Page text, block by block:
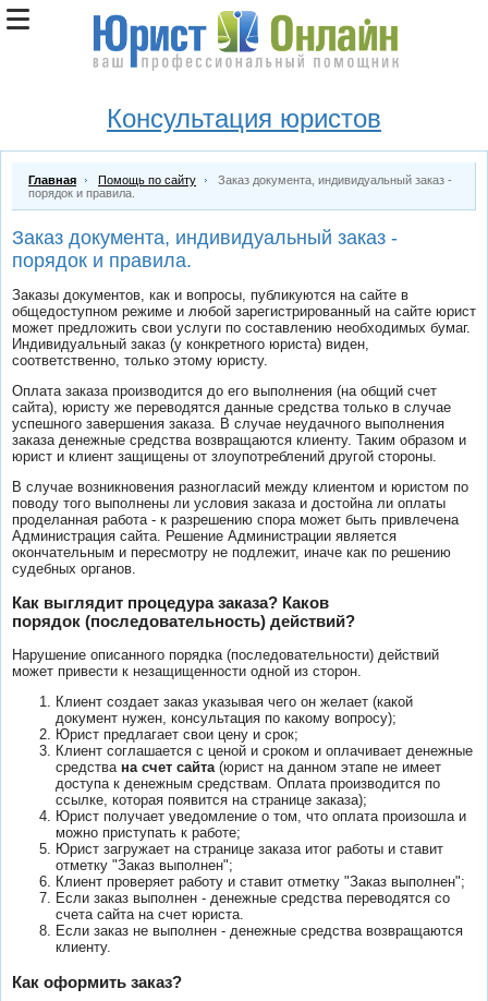
Консультация юристов
Главная Помощь по сайту
Заказ документа, индивидуальный заказ -
порядок и правила.
Заказ документа, индивидуальный заказ -
порядок и правила.
Заказы документов, как и вопросы, публикуются на сайте в
общедоступном режиме и любой зарегистрированный на сайте юрист
может предложить свои услуги по составлению необходимых бумаг.
Индивидуальный заказ (у конкретного юриста) виден,
соответственно, только этому юристу.
Оплата заказа производится до его выполнения (на общий счет
сайта), юристу же переводятся данные средства только в случае
успешного завершения заказа. В случае неудачного выполнения
заказа денежные средства возвращаются клиенту. Таким образом и
юрист и клиент защищены от злоупотреблений другой стороны.
В случае возникновения разногласий между клиентом и юристом по
поводу того выполнены ли условия заказа и достойна ли оплаты
проделанная работа - к разрешению спора может быть привлечена
Администрация сайта. Решение Администрации является
окончательным и пересмотру не подлежит, иначе как по решению
судебных органов.
Как выглядит процедура заказа? Каков
порядок (последовательность) действий?
Нарушение описанного порядка (последовательности) действий
может привести к незащищенности одной из сторон.
Клиент создает заказ указывая чего он желает (какой
документ нужен, консультация по какому вопросу);
Юрист предлагает свои цену и срок;
Клиент соглашается с ценой и сроком и оплачивает денежные
средства на счет сайта(юрист на данном этапе не имеет
доступа к денежным средствам. Оплата производится по
ссылке, которая появится на странице заказа);
Юрист получает уведомление о том, что оплата произошла и
можно приступать к работе;
Юрист загружает на странице заказа итог работы и ставит
отметку "Заказ выполнен";
Клиент проверяет работу и ставит отметку "Заказ выполнен";
Если заказ выполнен - денежные средства переводятся со
счета сайта на счет юриста.
Если заказ не выполнен - денежные средства возвращаются
клиенту.
Как оформить заказ?